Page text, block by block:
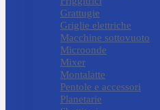
Grattugie
Griglie elettriche
Macchine sottovuoto
Microonde
Mixer
Montalatte
Pentole e accessori
Planetarie